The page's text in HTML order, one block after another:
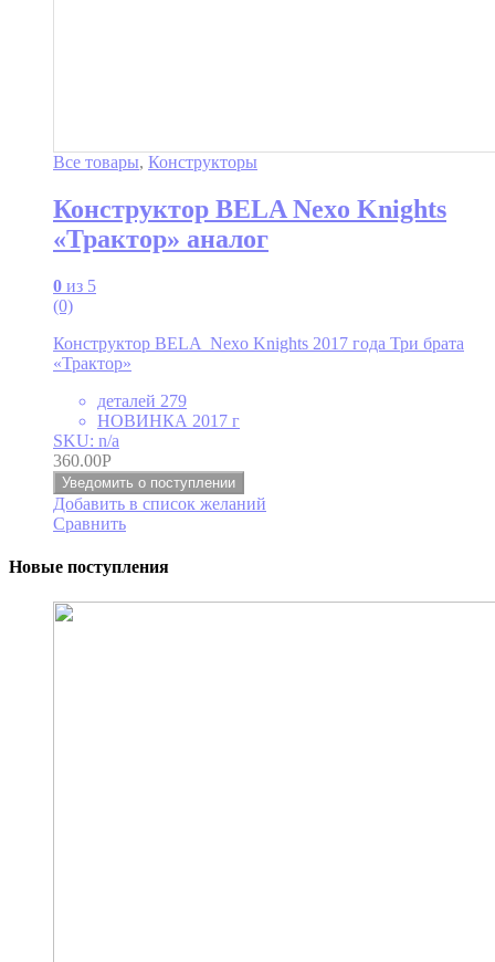
Все товары, Конструкторы
Конструктор BELA Nexo Knights
«Трактор» аналог
0 из 5
(0)
Конструктор BELA Nexo Knights 2017 года Три брата
«Трактор»
деталей 279
НОВИНКА 2017 г
SKU: n/a
360.00Р
Уведомить о поступлении
Добавить в список желаний
Сравнить
Новые поступления